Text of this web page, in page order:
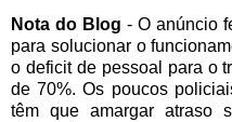
Nota do Blog - O anúncio
para solucionar o
o deficit de pessoal para o
de 70%. Os poucos
têm que amargar atraso